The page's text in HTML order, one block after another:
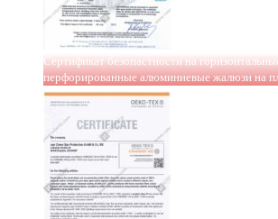
Сертификат безопастности на
перфорированные алюминиевые жалюзи на